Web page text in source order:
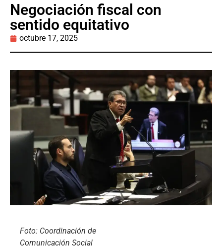
Negociación fiscal con
sentido equitativo
octubre 17, 2025
Foto: Coordinación de
Comunicación Social